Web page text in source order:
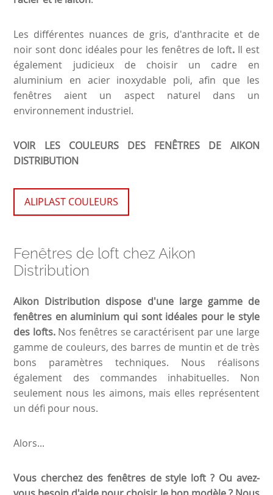
Les différentes nuances de gris, d'anthracite et de
noir sont donc idéales pour les fenêtres de loft. Il est
également judicieux de choisir un cadre en
aluminium en acier inoxydable poli, afin que les
fenêtres aient un aspect naturel dans un
environnement industriel.
VOIR LES COULEURS DES FENÊTRES DE AIKON
DISTRIBUTION
ALIPLAST COULEURS
Fenêtres de loft chez Aikon
Distribution
Aikon Distribution dispose d'une large gamme de
fenêtres en aluminium qui sont idéales pour le style
des lofts.Nos fenêtres se caractérisent par une large
gamme de couleurs, des barres de muntin et de très
bons paramètres techniques. Nous réalisons
également des commandes inhabituelles. Non
seulement nous les aimons, mais elles représentent
un défi pour nous.
Alors...
Vous cherchez des fenêtres de style loft ? Ou avez-